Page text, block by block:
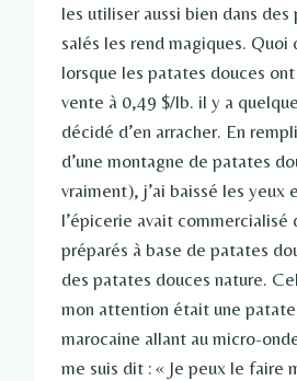
les utiliser aussi bien dans des
salés les rend magiques. Quoi
lorsque les patates douces
vente à 0,49 $/lb. il y a
décidé d’en arracher. En
d’une montagne de patates
vraiment), j’ai baissé les yeux
l’épicerie avait commercialisé
préparés à base de patates
des patates douces nature.
mon attention était une
marocaine allant au micro-
me suis dit : « Je peux le faire